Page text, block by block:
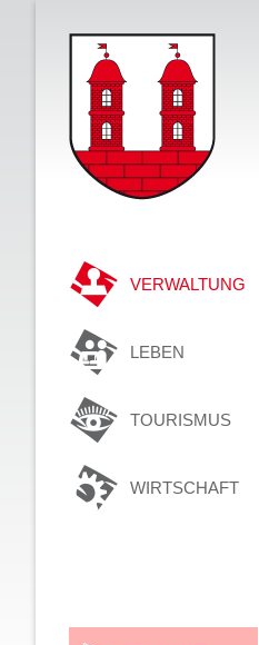
VERWALTUNG
LEBEN
TOURISMUS
WIRTSCHAFT